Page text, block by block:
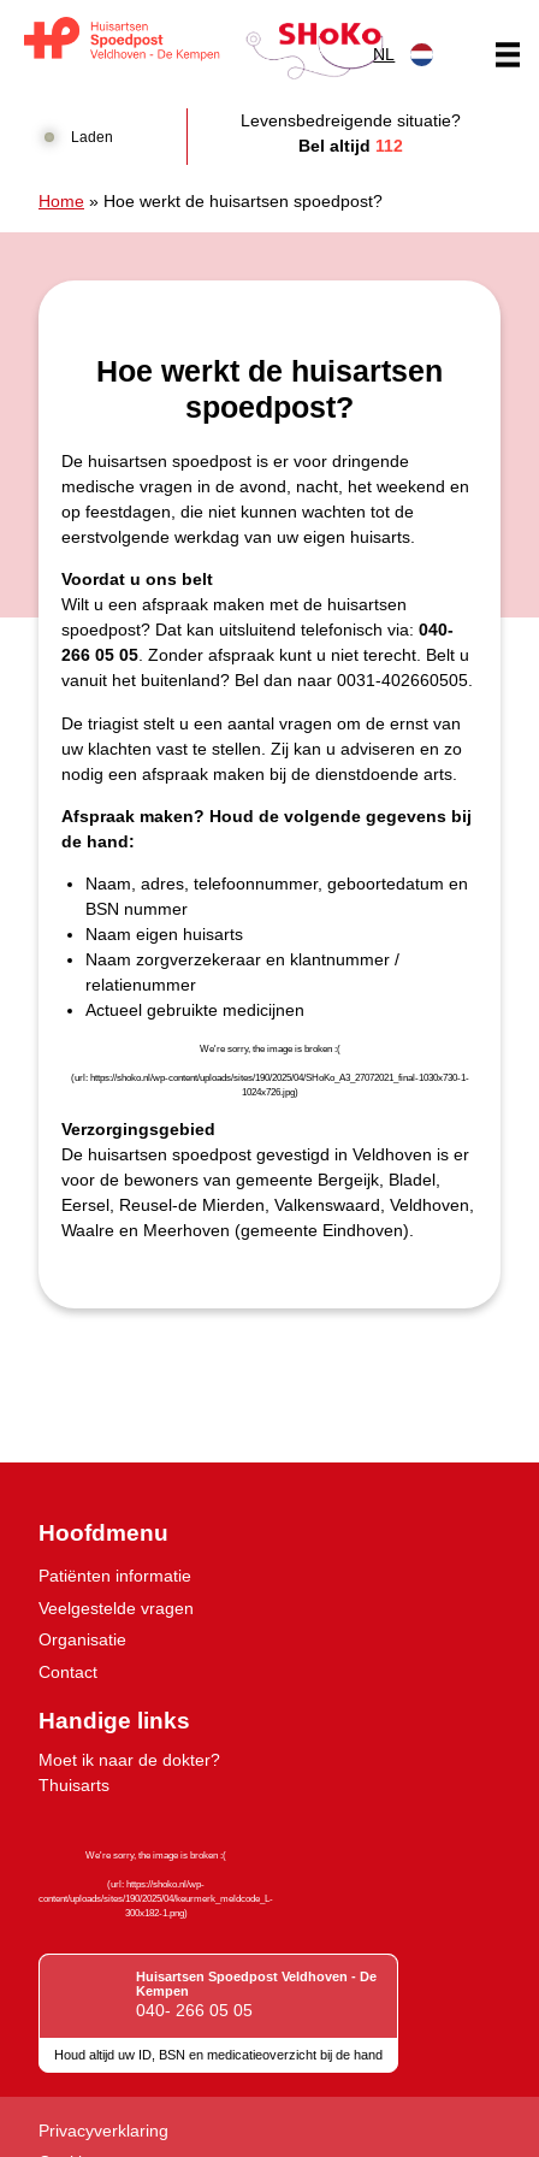
NL
Laden
Levensbedreigende situatie?
Bel altijd 112
Home » Hoe werkt de huisartsen spoedpost?
Hoe werkt de huisartsen
spoedpost?
De huisartsen spoedpost is er voor dringende
medische vragen in de avond, nacht, het weekend en
op feestdagen, die niet kunnen wachten tot de
eerstvolgende werkdag van uw eigen huisarts.
Voordat u ons belt
Wilt u een afspraak maken met de huisartsen
spoedpost? Dat kan uitsluitend telefonisch via: 040-
266 05 05. Zonder afspraak kunt u niet terecht. Belt u
vanuit het buitenland? Bel dan naar 0031-402660505.
De triagist stelt u een aantal vragen om de ernst van
uw klachten vast te stellen. Zij kan u adviseren en zo
nodig een afspraak maken bij de dienstdoende arts.
Afspraak maken? Houd de volgende gegevens bij
de hand:
Naam, adres, telefoonnummer, geboortedatum en
BSN nummer
Naam eigen huisarts
Naam zorgverzekeraar en klantnummer /
relatienummer
Actueel gebruikte medicijnen
Verzorgingsgebied
De huisartsen spoedpost gevestigd in Veldhoven is er
voor de bewoners van gemeente Bergeijk, Bladel,
Eersel, Reusel-de Mierden, Valkenswaard, Veldhoven,
Waalre en Meerhoven (gemeente Eindhoven).
Hoofdmenu
Patiënten informatie
Veelgestelde vragen
Organisatie
Contact
Handige links
Moet ik naar de dokter?
Thuisarts
Huisartsen Spoedpost Veldhoven - De
Kempen
040- 266 05 05
Houd altijd uw ID, BSN en medicatieoverzicht bij de hand
Privacyverklaring